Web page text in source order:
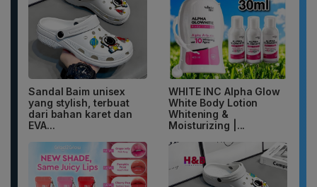
Sandal Baim unisex
yang stylish, terbuat
dari bahan karet dan
EVA...
WHITE INC Alpha Glow
White Body Lotion
Whitening &
Moisturizing |...